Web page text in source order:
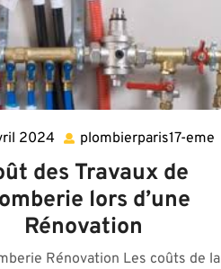
2024 24
avril
2024
plombierparis17-eme
des Travaux de
lors d’une
Rénovation
Rénovation Les coûts de la